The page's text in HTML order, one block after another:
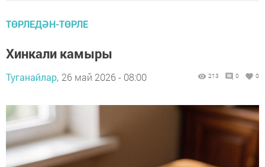
ТӨРЛЕДӘН-ТӨРЛЕ
Хинкали камыры
Туганайлар, 26 май 2026 - 08:00 213 0 0